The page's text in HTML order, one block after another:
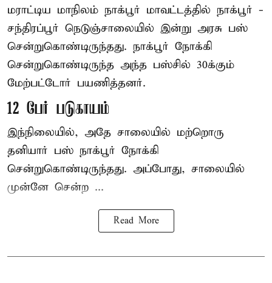
மராட்டிய மாநிலம் நாக்பூர் மாவட்டத்தில் நாக்பூர் -
சந்திரப்பூர் நெடுஞ்சாலையில் இன்று அரசு பஸ்
சென்றுகொண்டிருந்தது. நாக்பூர் நோக்கி
சென்றுகொண்டிருந்த அந்த பஸ்சில் 30க்கும்
மேற்பட்டோர் பயணித்தனர்.
12 பேர் படுகாயம்
இந்நிலையில், அதே சாலையில் மற்றொரு
தனியார் பஸ் நாக்பூர் நோக்கி
சென்றுகொண்டிருந்தது. அப்போது, சாலையில்
முன்னே சென்ற ...
Read More